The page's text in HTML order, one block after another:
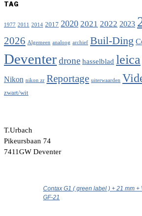
TAG
1977 2011 2014 2017 2020 2021 2022 2023
2026 Algemeen analoog archief Buil-Ding
Deventerdrone hasselblad leica
Nikon nikon zr Reportage uiterwaarden
zwart/wit
T.Urbach
Pikeursbaan 74
7411GW Deventer
Contax G1 ( green label ) + 21 mm +
GF-21